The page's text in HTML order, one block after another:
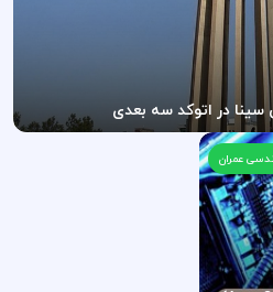
سینا در اتوکد سه بعدی
عمران